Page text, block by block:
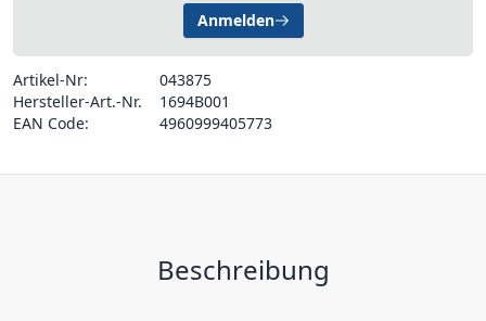
Anmelden
Artikel-Nr:
043875
Hersteller-Art.-Nr.
1694B001
EAN Code:
4960999405773
Beschreibung